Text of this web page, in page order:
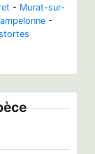
- Murat-sur-
-